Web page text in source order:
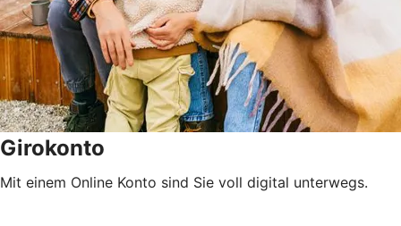
Girokonto
Mit einem Online Konto sind Sie voll digital unterwegs.